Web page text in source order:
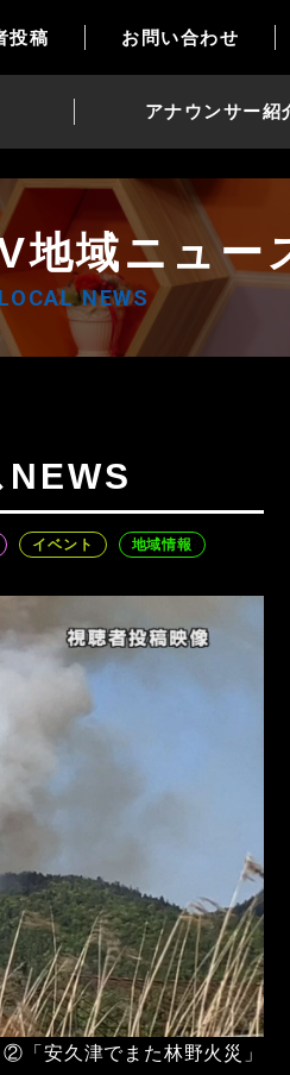
投稿 お問い合わせ
アナウンサー紹
地域ニュー
NEWS
NEWS
イベント 地域情報
「安久津でまた林野火災」